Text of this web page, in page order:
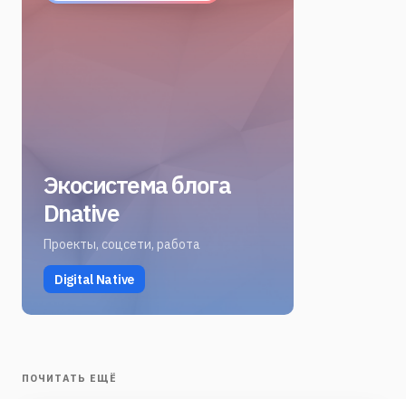
Экосистема блога
Dnative
Проекты, соцсети, работа
Digital Native
ПОЧИТАТЬ ЕЩЁ